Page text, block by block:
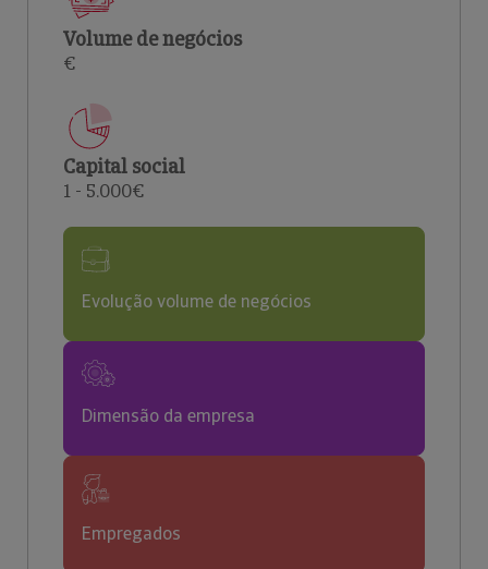
Volume de negócios
€
Capital social
1 - 5.000€
Evolução volume de negócios
Dimensão da empresa
Empregados